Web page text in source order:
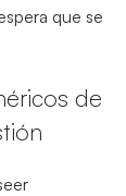
que se
de